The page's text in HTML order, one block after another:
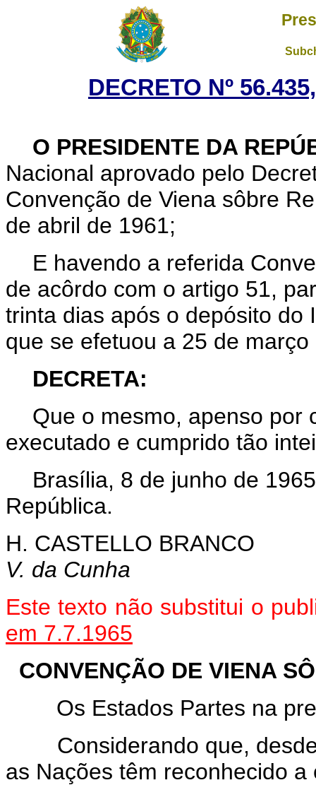
DECRETO Nº
O PRESIDENTE DA
Nacional aprovado pelo
Convenção de Viena sôbre
de abril de 1961;
E havendo a referida
de acôrdo com o artigo 51,
trinta dias após o depósito do
que se efetuou a 25 de março
DECRETA:
Que o mesmo, apenso por
executado e cumprido tão
Brasília, 8 de junho de
República.
H. CASTELLO BRANCO
V. da Cunha
Este texto não substitui o
em 7.7.1965
CONVENÇÃO DE VIENA
Os Estados Partes na
Considerando que, desde
as Nações têm reconhecido